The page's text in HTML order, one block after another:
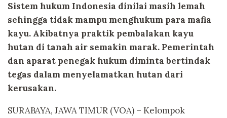
Sistem hukum Indonesia dinilai masih lemah
sehingga tidak mampu menghukum para mafia
kayu. Akibatnya praktik pembalakan kayu
hutan di tanah air semakin marak. Pemerintah
dan aparat penegak hukum diminta bertindak
tegas dalam menyelamatkan hutan dari
kerusakan.
SURABAYA, JAWA TIMUR (VOA) – Kelompok